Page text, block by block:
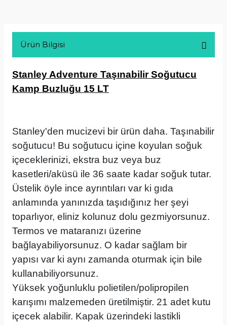
Ürün Bilgisi
Stanley Adventure Taşınabilir Soğutucu
Kamp Buzluğu 15 LT
Stanley'den mucizevi bir ürün daha. Taşınabilir
soğutucu! Bu soğutucu içine koyulan soğuk
içeceklerinizi, ekstra buz veya buz
kasetleri/aküsü ile 36 saate kadar soğuk tutar.
Üstelik öyle ince ayrıntıları var ki gıda
anlamında yanınızda taşıdığınız her şeyi
toparlıyor, eliniz kolunuz dolu gezmiyorsunuz.
Termos ve mataranızı üzerine
bağlayabiliyorsunuz. O kadar sağlam bir
yapısı var ki aynı zamanda oturmak için bile
kullanabiliyorsunuz.
Yüksek yoğunluklu polietilen/polipropilen
karışımı malzemeden üretilmiştir. 21 adet kutu
içecek alabilir. Kapak üzerindeki lastikli